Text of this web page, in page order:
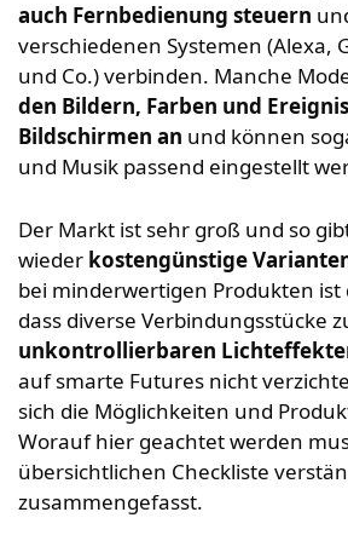
auch Fernbedienung steuern
verschiedenen Systemen (Alexa,
und Co.) verbinden. Manche
den Bildern, Farben und
Bildschirmen an und können
und Musik passend eingestellt
Der Markt ist sehr groß und so
wieder kostengünstige
bei minderwertigen Produkten ist
dass diverse Verbindungsstücke
unkontrollierbaren
auf smarte Futures nicht
sich die Möglichkeiten und
Worauf hier geachtet werden
übersichtlichen Checkliste
zusammengefasst.